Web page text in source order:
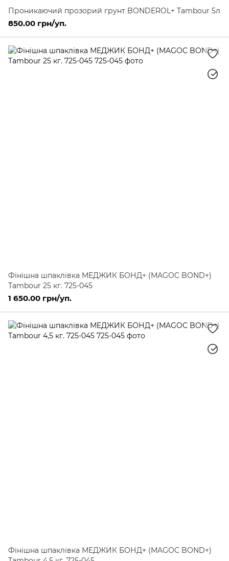
Проникаючий прозорий грунт BONDEROL+ Tambour 5л
850.00 грн/уп.
Фінішна шпаклівка МЕДЖИК БОНД+ (MAGOC BOND+)
Tambour 25 кг. 725-045
1 650.00 грн/уп.
Фінішна шпаклівка МЕДЖИК БОНД+ (MAGOC BOND+)